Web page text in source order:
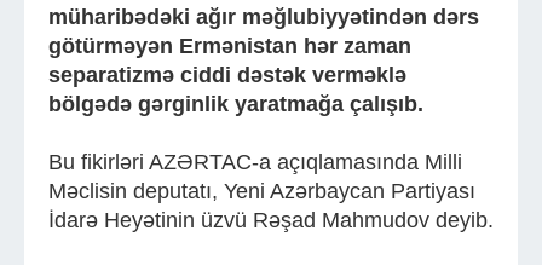
müharibədəki ağır məğlubiyyətindən dərs
götürməyən Ermənistan hər zaman
separatizmə ciddi dəstək verməklə
bölgədə gərginlik yaratmağa çalışıb.
Bu fikirləri AZƏRTAC-a açıqlamasında Milli
Məclisin deputatı, Yeni Azərbaycan Partiyası
İdarə Heyətinin üzvü Rəşad Mahmudov deyib.